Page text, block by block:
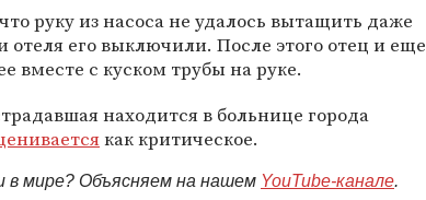
руку из насоса не удалось вытащить даже
отеля его выключили. После этого отец и еще
вместе с куском трубы на руке.
находится в больнице города
как критическое.
в мире? Объясняем на нашем YouTube-канале.